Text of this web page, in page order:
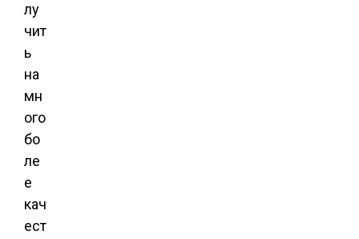
лу
чит
ь
на
мн
ого
бо
ле
е
кач
ест